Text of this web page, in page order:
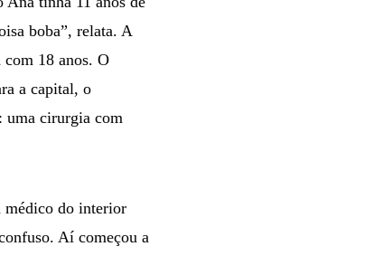
boba”, relata. A
com 18 anos. O
a capital, o
uma cirurgia com
médico do interior
Aí começou a